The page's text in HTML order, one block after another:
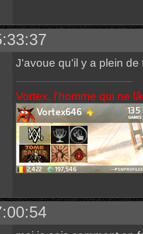
J'avoue qu'il y a plein
Vortex, l'homme qui ne